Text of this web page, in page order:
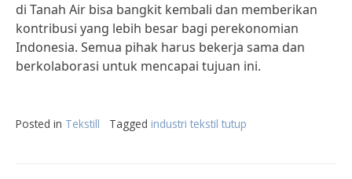
di Tanah Air bisa bangkit kembali dan memberikan
kontribusi yang lebih besar bagi perekonomian
Indonesia. Semua pihak harus bekerja sama dan
berkolaborasi untuk mencapai tujuan ini.
Posted in Tekstill Tagged industri tekstil tutup